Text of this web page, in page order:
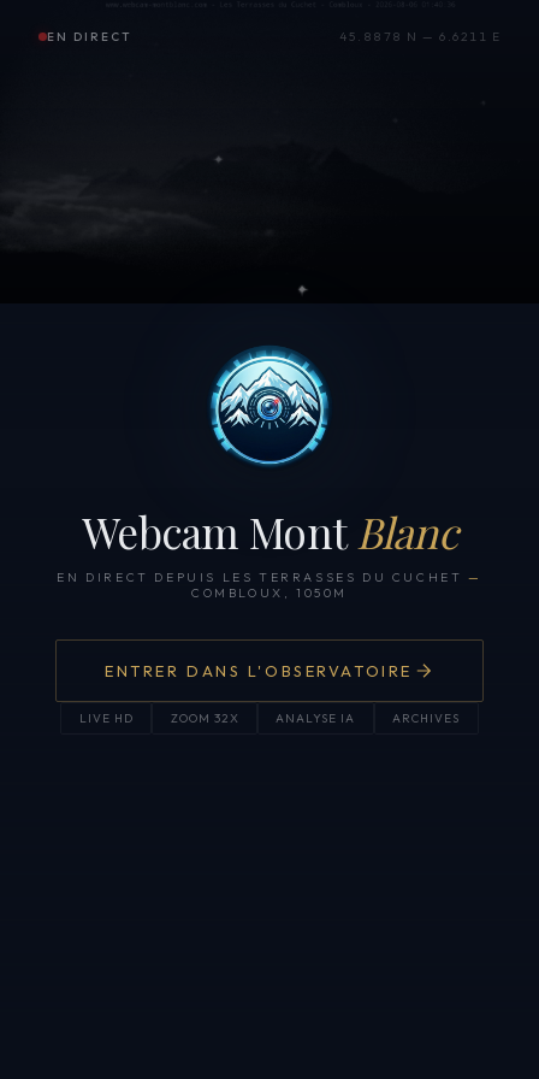
EN DIRECT 45.8878 N — 6.6211 E
Webcam Mont Blanc
EN DIRECT DEPUIS LES TERRASSES DU CUCHET —
COMBLOUX, 1050M
ENTRER DANS L'OBSERVATOIRE
LIVE HD ZOOM 32X ANALYSE IA ARCHIVES